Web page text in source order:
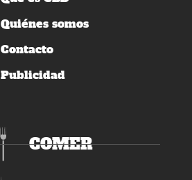
Quiénes somos
Contacto
Publicidad
COMER